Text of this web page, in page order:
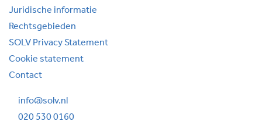
Juridische informatie
Rechtsgebieden
SOLV Privacy Statement
Cookie statement
Contact
info@solv.nl
020 530 0160